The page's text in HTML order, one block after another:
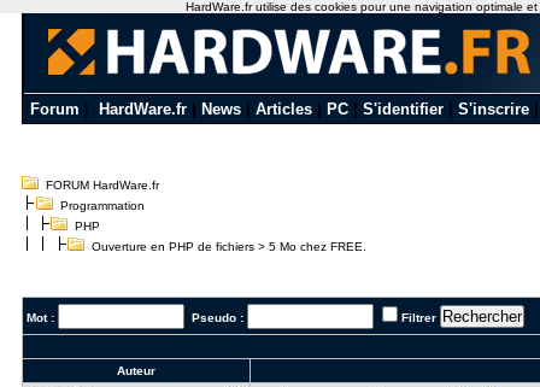
Forum HardWare.fr News Articles PC S'identifier S'inscrire
FORUM HardWare.fr
Programmation
PHP
Ouverture en PHP de fichiers > 5 Mo chez FREE.
Mot : Pseudo : Filtrer
Auteur
HardWare.fr utilise des cookies pour une navigation optimale